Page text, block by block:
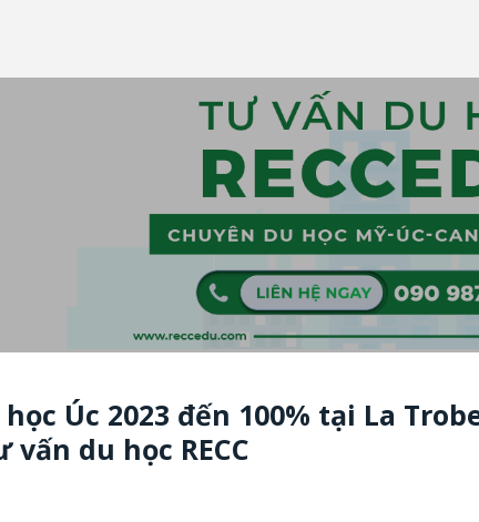
Du Học - Reccedu | Du học Úc, Mỹ, Canada, New
tư vấn du học RECC EDUCATION là một công ty tư vấn du học uy
Úc 2023 đến 100% tại La
du học RECC